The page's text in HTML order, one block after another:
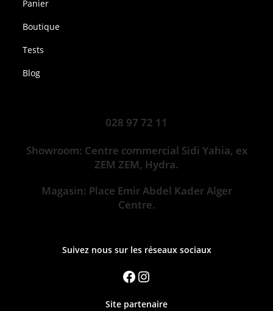
Panier
Boutique
Tests
Blog
028 97 72 11
Showroom: Centre commercial Sidi Yahia, ex
ZEM ZEM, Hydra.
Magasin: Place Emir Abdel Kader Alger
Centre.
Suivez nous sur les réseaux sociaux
Site partenaire